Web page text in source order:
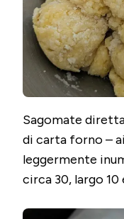
Sagomate
di carta forno –
leggermente
circa 30, largo